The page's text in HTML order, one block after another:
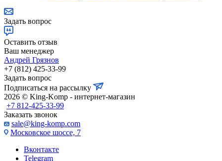
Задать вопрос
Оставить отзыв
Ваш менеджер
Андрей Грязнов
+7 (812) 425-33-99
Задать вопрос
Подписаться на рассылку
2026 © King-Komp - интернет-магазин
+7 812-425-33-99
Заказать звонок
sale@king-komp.com
Московское шоссе, 7
Вконтакте
Telegram